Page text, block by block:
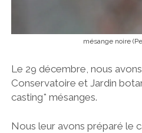
mésange noire
Le 29 décembre, nous
Conservatoire et Jardin
casting* mésanges.
Nous leur avons préparé le